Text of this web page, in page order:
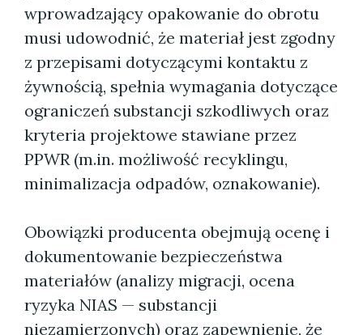
wprowadzający opakowanie do obrotu
musi udowodnić, że materiał jest zgodny
z przepisami dotyczącymi kontaktu z
żywnością, spełnia wymagania dotyczące
ograniczeń substancji szkodliwych oraz
kryteria projektowe stawiane przez
PPWR (m.in. możliwość recyklingu,
minimalizacja odpadów, oznakowanie).
Obowiązki producenta obejmują ocenę i
dokumentowanie bezpieczeństwa
materiałów (analizy migracji, ocena
ryzyka NIAS — substancji
niezamierzonych) oraz zapewnienie, że